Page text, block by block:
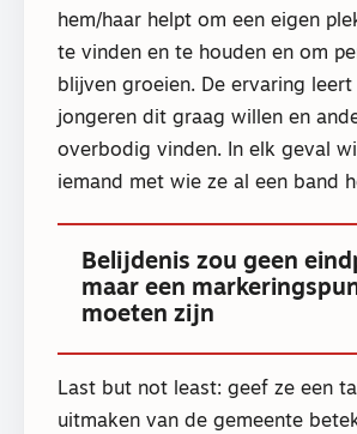
hem/haar helpt om een eigen
te vinden en te houden en om
blijven groeien. De ervaring
jongeren dit graag willen en
overbodig vinden. In elk geval
iemand met wie ze al een band
Belijdenis zou geen
maar een
moeten zijn
Last but not least: geef ze een
uitmaken van de gemeente